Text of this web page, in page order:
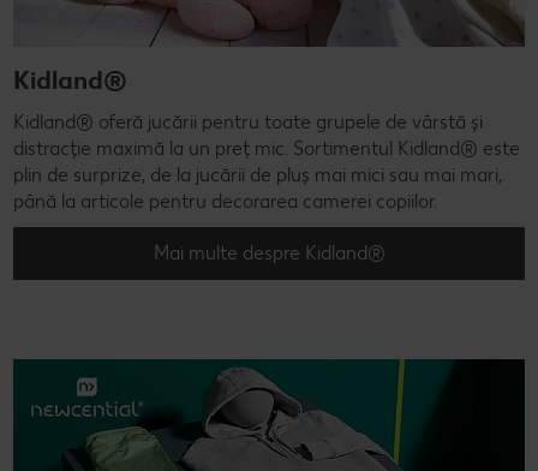
Kidland®
Kidland® oferă jucării pentru toate grupele de vârstă și
distracție maximă la un preț mic. Sortimentul Kidland® este
plin de surprize, de la jucării de pluș mai mici sau mai mari,
până la articole pentru decorarea camerei copiilor.
Mai multe despre Kidland®